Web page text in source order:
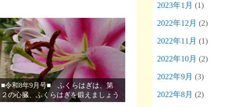
■令和8年9月号■ ふくらはぎは、第
２の心臓、ふくらはぎを鍛えましょう
2023年1月 (1)
2022年12月 (2)
2022年11月 (1)
2022年10月 (2)
2022年9月 (3)
2022年8月 (2)